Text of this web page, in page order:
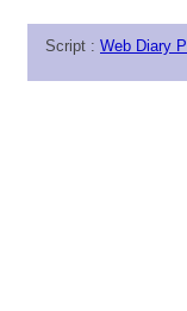
Script : Web Diary